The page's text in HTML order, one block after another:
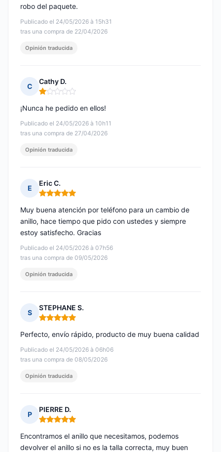
Publicado el 24/05/2026 à 15h31
tras una compra de 22/04/2026
robo del paquete.
Opinión traducida
C
Cathy D.
Nota: 1 de 5
Publicado el 24/05/2026 à 10h11
tras una compra de 27/04/2026
¡Nunca he pedido en ellos!
Opinión traducida
E
Eric C.
Nota: 5 de 5
Publicado el 24/05/2026 à 07h56
tras una compra de 09/05/2026
Muy buena atención por teléfono para un cambio de
anillo, hace tiempo que pido con ustedes y siempre
estoy satisfecho. Gracias
Opinión traducida
S
STEPHANE S.
Nota: 5 de 5
Publicado el 24/05/2026 à 06h06
tras una compra de 08/05/2026
Perfecto, envío rápido, producto de muy buena calidad
Opinión traducida
P
PIERRE D.
Nota: 5 de 5
Encontramos el anillo que necesitamos, podemos
devolver el anillo si no es la talla correcta, muy buen